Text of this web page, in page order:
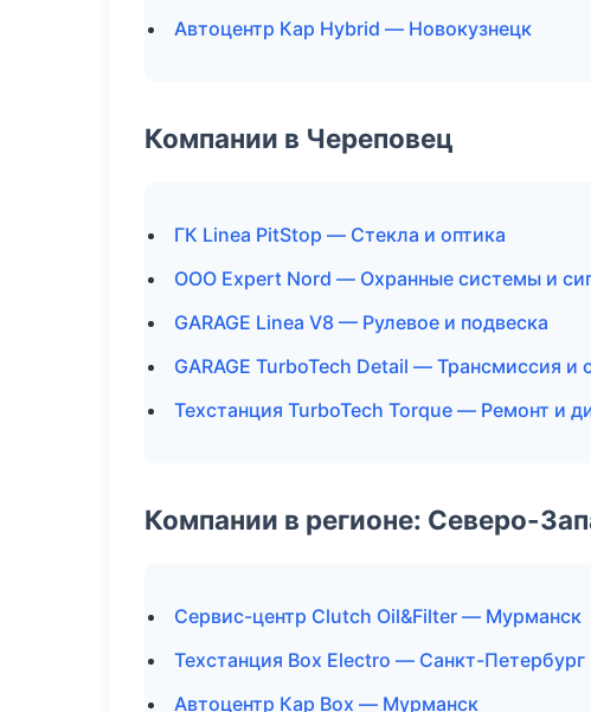
Автоцентр Кар Hybrid — Новокузнецк
Компании в Череповец
ГК Linea PitStop — Стекла и оптика
ООО Expert Nord — Охранные системы и
GARAGE Linea V8 — Рулевое и подвеска
GARAGE TurboTech Detail — Трансмиссия и
Техстанция TurboTech Torque — Ремонт и
Компании в регионе: Северо-
Сервис-центр Clutch Oil&Filter — Мурманск
Техстанция Box Electro — Санкт-Петербург
Автоцентр Кар Box — Мурманск